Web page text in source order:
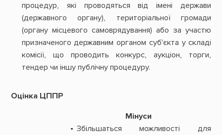
процедур, які проводяться від імені держави
(державного органу), територіальної громади
(органу місцевого самоврядування) або за участю
призначеного державним органом суб'єкта у складі
комісії, що проводить конкурс, аукціон, торги,
тендер чи іншу публічну процедуру.
Оцінка ЦППР
Мінуси
Збільшаться можливості для